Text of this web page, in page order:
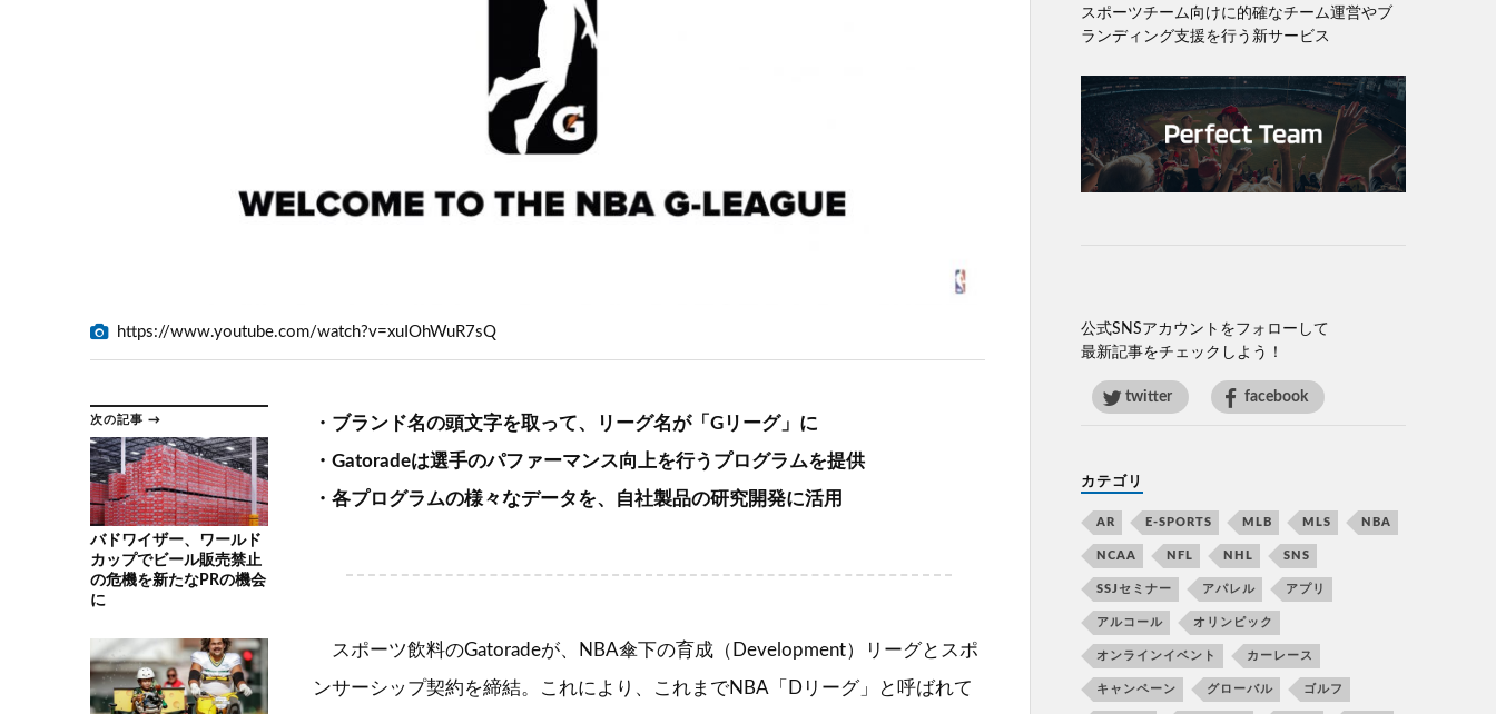
https://www.youtube.com/watch?v=xuIOhWuR7sQ
次の記事 →
バドワイザー、ワールド
カップでビール販売禁止
の危機を新たなPRの機会
に
・ブランド名の頭文字を取って、リーグ名が「Gリーグ」に
・Gatoradeは選手のパファーマンス向上を行うプログラムを提供
・各プログラムの様々なデータを、自社製品の研究開発に活用
スポーツ飲料のGatoradeが、NBA傘下の育成（Development）リーグとスポ
ンサーシップ契約を締結。これにより、これまでNBA「Dリーグ」と呼ばれて
スポーツチーム向けに的確なチーム運営やブ
ランディング⽀援を⾏う新サービス
公式SNSアカウントをフォローして
最新記事をチェックしよう！
twitter facebook
カテゴリ
AR E-SPORTS MLB MLS NBA
NCAA NFL NHL SNS
SSJセミナー アパレル アプリ
アルコール オリンピック
オンラインイベント カーレース
キャンペーン グローバル ゴルフ